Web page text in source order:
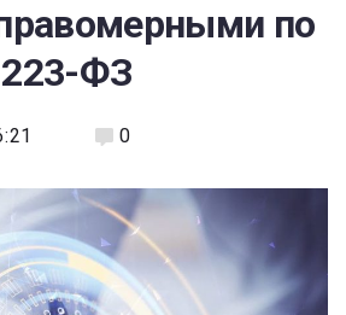
по
ФЗ
0